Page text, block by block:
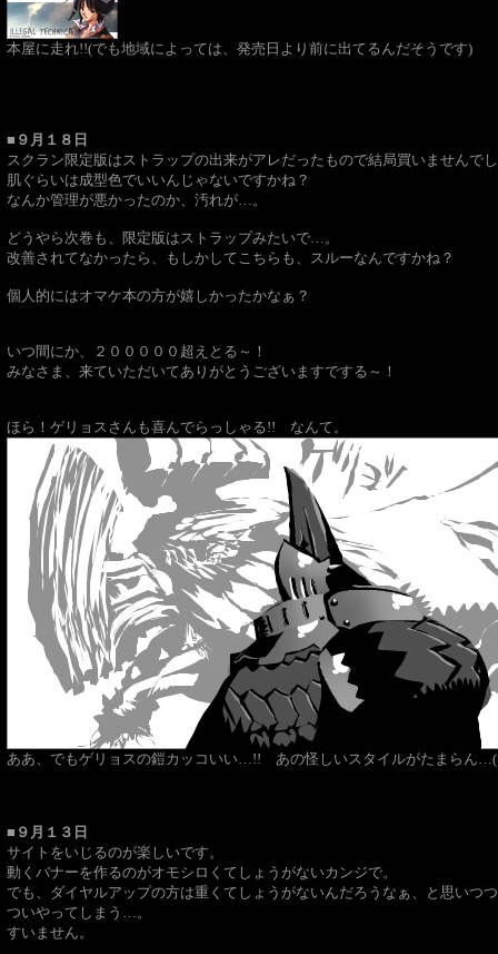
本屋に走れ!!(でも地域によっては、発売日より前に出てるんだそうです)
■９月１８日
スクラン限定版はストラップの出来がアレだったもので結局買いませんで
肌ぐらいは成型色でいいんじゃないですかね？
なんか管理が悪かったのか、汚れが…。
どうやら次巻も、限定版はストラップみたいで…。
改善されてなかったら、もしかしてこちらも、スルーなんですかね？
個人的にはオマケ本の方が嬉しかったかなぁ？
いつ間にか、２０００００超えとる～！
みなさま、来ていただいてありがとうございますでする～！
ほら！ゲリョスさんも喜んでらっしゃる!! なんて。
ああ、でもゲリョスの鎧カッコいい…!! あの怪しいスタイルがたまらん
■９月１３日
サイトをいじるのが楽しいです。
動くバナーを作るのがオモシロくてしょうがないカンジで。
でも、ダイヤルアップの方は重くてしょうがないんだろうなぁ、と思いつ
ついやってしまう…。
すいません。